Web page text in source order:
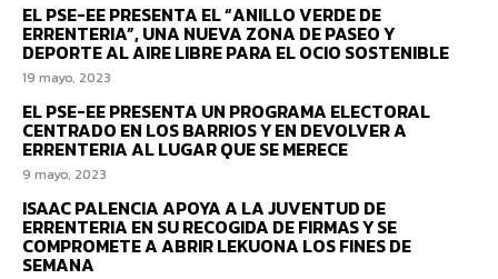
EL PSE-EE PRESENTA EL “ANILLO VERDE DE
ERRENTERIA”, UNA NUEVA ZONA DE PASEO Y
DEPORTE AL AIRE LIBRE PARA EL OCIO SOSTENIBLE
19 mayo, 2023
EL PSE-EE PRESENTA UN PROGRAMA ELECTORAL
CENTRADO EN LOS BARRIOS Y EN DEVOLVER A
ERRENTERIA AL LUGAR QUE SE MERECE
9 mayo, 2023
ISAAC PALENCIA APOYA A LA JUVENTUD DE
ERRENTERIA EN SU RECOGIDA DE FIRMAS Y SE
COMPROMETE A ABRIR LEKUONA LOS FINES DE
SEMANA